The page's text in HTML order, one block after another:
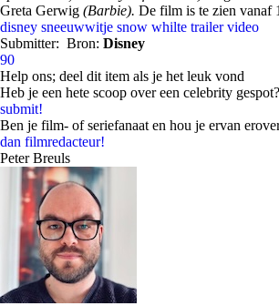
Greta Gerwig (Barbie). De film is te zien vanaf
disney sneeuwwitje snow whilte trailer video
Submitter: Bron: Disney
90
Help ons; deel dit item als je het leuk vond
Heb je een hete scoop over een celebrity gespot?
submit!
Ben je film- of seriefanaat en hou je ervan
dan filmredacteur!
Peter Breuls